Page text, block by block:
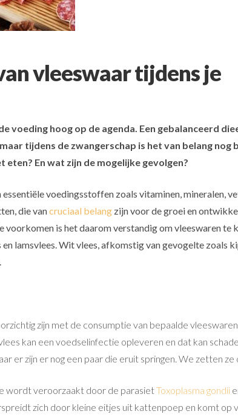
vleeswaar tijdens je
voeding hoog op de agenda. Een gebalanceerd
tijdens de zwangerschap is het van belang nog
En wat zijn de mogelijke gevolgen?
essentiële voedingsstoffen zoals vitaminen, mineralen,
die vancruciaal belang zijn voor de groei en
is het daarom verstandig om vleeswaren te
lamsvlees. Wit vlees, afkomstig van gevogelte zoals
zijn met de consumptie van bepaalde
kan een voedselinfectie opleveren en dat kan
er zijn er nog een paar die eruit springen. We zetten ze
wordt veroorzaakt door de parasietToxoplasma gondii
zich door kleine eitjes uit kattenpoep en komt op